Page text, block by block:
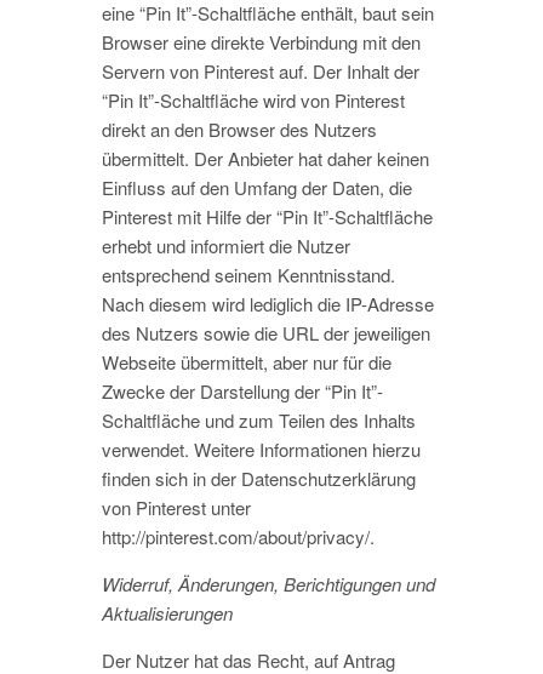
eine “Pin It”-Schaltfläche enthält, baut sein
Browser eine direkte Verbindung mit den
Servern von Pinterest auf. Der Inhalt der
“Pin It”-Schaltfläche wird von Pinterest
direkt an den Browser des Nutzers
übermittelt. Der Anbieter hat daher keinen
Einfluss auf den Umfang der Daten, die
Pinterest mit Hilfe der “Pin It”-Schaltfläche
erhebt und informiert die Nutzer
entsprechend seinem Kenntnisstand.
Nach diesem wird lediglich die IP-Adresse
des Nutzers sowie die URL der jeweiligen
Webseite übermittelt, aber nur für die
Zwecke der Darstellung der “Pin It”-
Schaltfläche und zum Teilen des Inhalts
verwendet. Weitere Informationen hierzu
finden sich in der Datenschutzerklärung
von Pinterest unter
http://pinterest.com/about/privacy/.
Widerruf, Änderungen, Berichtigungen und
Aktualisierungen
Der Nutzer hat das Recht, auf Antrag